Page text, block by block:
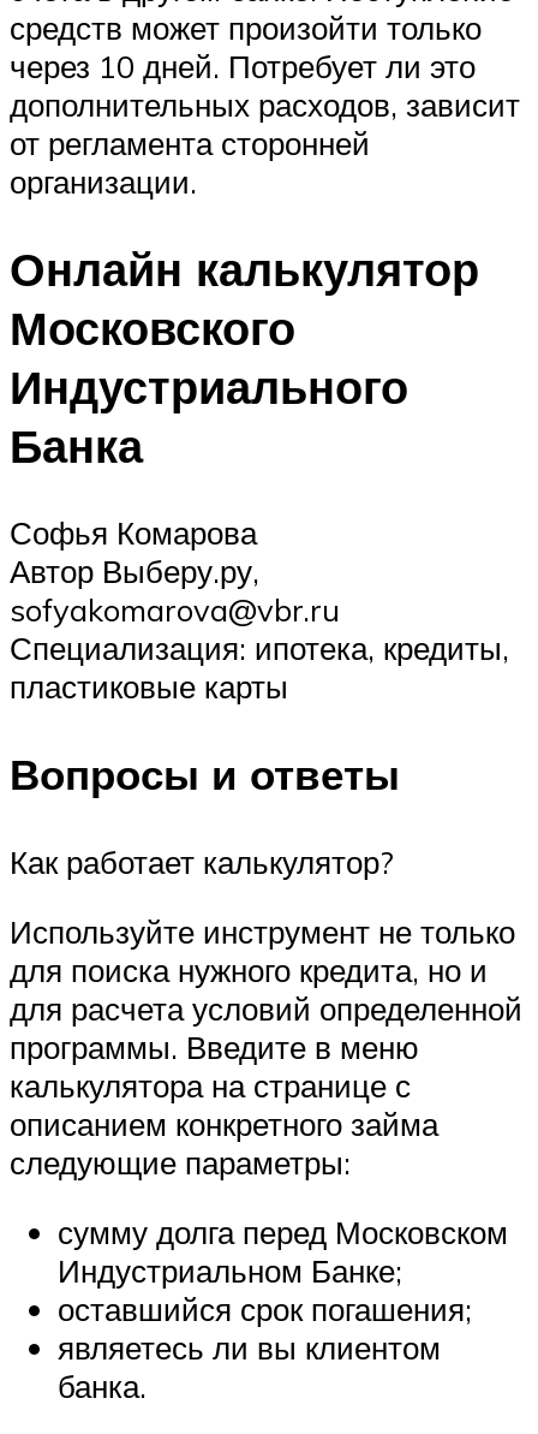
средств может произойти только
через 10 дней. Потребует ли это
дополнительных расходов, зависит
от регламента сторонней
организации.
Онлайн калькулятор
Московского
Индустриального
Банка
Софья Комарова
Автор Выберу.ру,
sofyakomarova@vbr.ru
Специализация: ипотека, кредиты,
пластиковые карты
Вопросы и ответы
Как работает калькулятор?
Используйте инструмент не только
для поиска нужного кредита, но и
для расчета условий определенной
программы. Введите в меню
калькулятора на странице с
описанием конкретного займа
следующие параметры:
сумму долга перед Московском
Индустриальном Банке;
оставшийся срок погашения;
являетесь ли вы клиентом
банка.